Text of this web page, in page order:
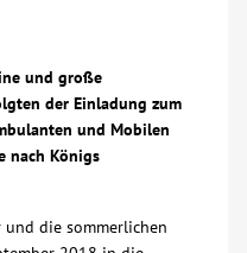
und große
der Einladung zum
und Mobilen
nach Königs
die sommerlichen